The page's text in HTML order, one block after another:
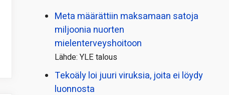
Meta määrättiin maksamaan satoja
miljoonia nuorten
mielenterveyshoitoon
Lähde: YLE talous
Tekoäly loi juuri viruksia, joita ei löydy
luonnosta